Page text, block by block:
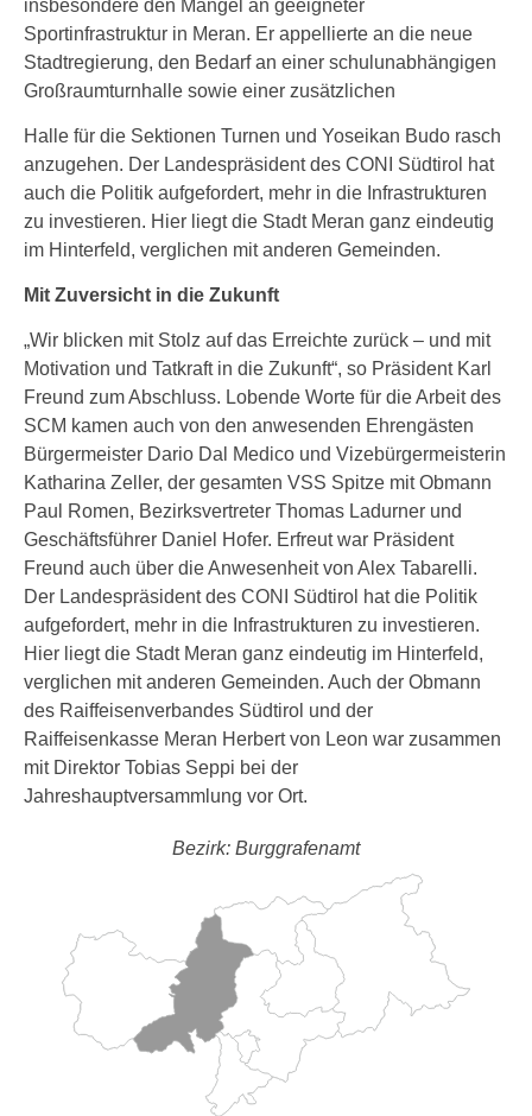
insbesondere den Mangel an geeigneter
Sportinfrastruktur in Meran. Er appellierte an die neue
Stadtregierung, den Bedarf an einer schulunabhängigen
Großraumturnhalle sowie einer zusätzlichen
Halle für die Sektionen Turnen und Yoseikan Budo rasch
anzugehen. Der Landespräsident des CONI Südtirol hat
auch die Politik aufgefordert, mehr in die Infrastrukturen
zu investieren. Hier liegt die Stadt Meran ganz eindeutig
im Hinterfeld, verglichen mit anderen Gemeinden.
Mit Zuversicht in die Zukunft
„Wir blicken mit Stolz auf das Erreichte zurück – und mit
Motivation und Tatkraft in die Zukunft“, so Präsident Karl
Freund zum Abschluss. Lobende Worte für die Arbeit des
SCM kamen auch von den anwesenden Ehrengästen
Bürgermeister Dario Dal Medico und Vizebürgermeisterin
Katharina Zeller, der gesamten VSS Spitze mit Obmann
Paul Romen, Bezirksvertreter Thomas Ladurner und
Geschäftsführer Daniel Hofer. Erfreut war Präsident
Freund auch über die Anwesenheit von Alex Tabarelli.
Der Landespräsident des CONI Südtirol hat die Politik
aufgefordert, mehr in die Infrastrukturen zu investieren.
Hier liegt die Stadt Meran ganz eindeutig im Hinterfeld,
verglichen mit anderen Gemeinden. Auch der Obmann
des Raiffeisenverbandes Südtirol und der
Raiffeisenkasse Meran Herbert von Leon war zusammen
mit Direktor Tobias Seppi bei der
Jahreshauptversammlung vor Ort.
Bezirk: Burggrafenamt